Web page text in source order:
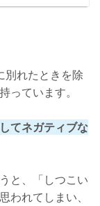
別れたときを除
っています。
てネガティブな
と、「しつこい
われてしまい、